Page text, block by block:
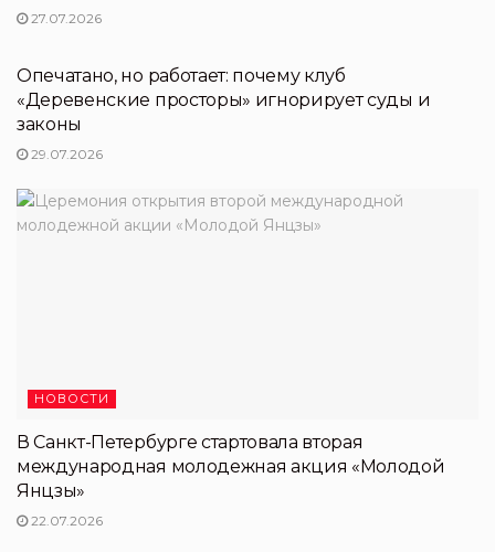
27.07.2026
Опечатано, но работает: почему клуб
«Деревенские просторы» игнорирует суды и
законы
29.07.2026
НОВОСТИ
В Санкт-Петербурге стартовала вторая
международная молодежная акция «Молодой
Янцзы»
22.07.2026